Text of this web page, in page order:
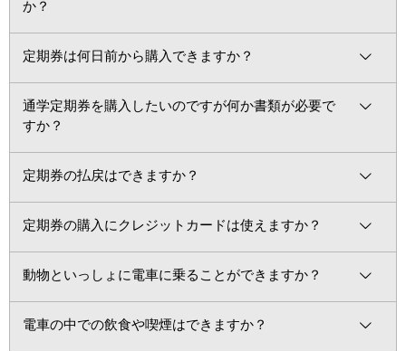
か？
定期券は何日前から購入できますか？
通学定期券を購入したいのですが何か書類が必要で
すか？
定期券の払戻はできますか？
定期券の購入にクレジットカードは使えますか？
動物といっしょに電車に乗ることができますか？
電車の中での飲食や喫煙はできますか？